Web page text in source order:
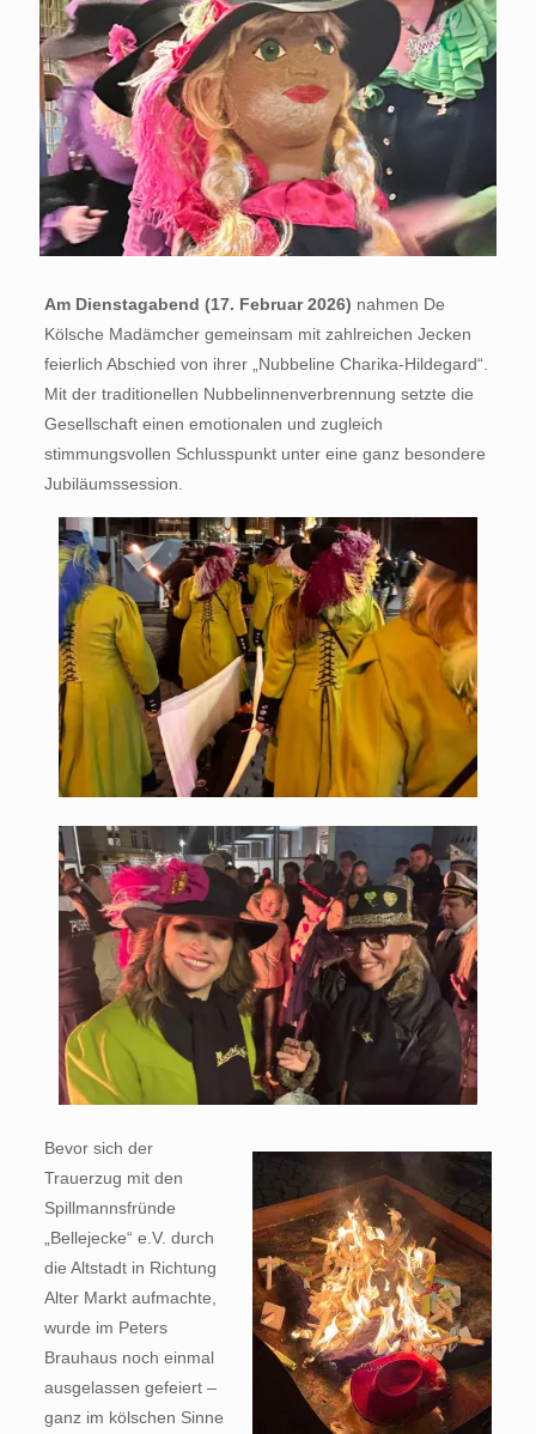
Am Dienstagabend (17. Februar 2026) nahmen De
Kölsche Madämcher gemeinsam mit zahlreichen Jecken
feierlich Abschied von ihrer „Nubbeline Charika-Hildegard“.
Mit der traditionellen Nubbelinnenverbrennung setzte die
Gesellschaft einen emotionalen und zugleich
stimmungsvollen Schlusspunkt unter eine ganz besondere
Jubiläumssession.
Bevor sich der
Trauerzug mit den
Spillmannsfründe
„Bellejecke“ e.V. durch
die Altstadt in Richtung
Alter Markt aufmachte,
wurde im Peters
Brauhaus noch einmal
ausgelassen gefeiert –
ganz im kölschen Sinne